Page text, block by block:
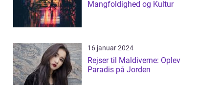
Mangfoldighed og Kultur
16 januar 2024
Rejser til Maldiverne: Oplev
Paradis på Jorden